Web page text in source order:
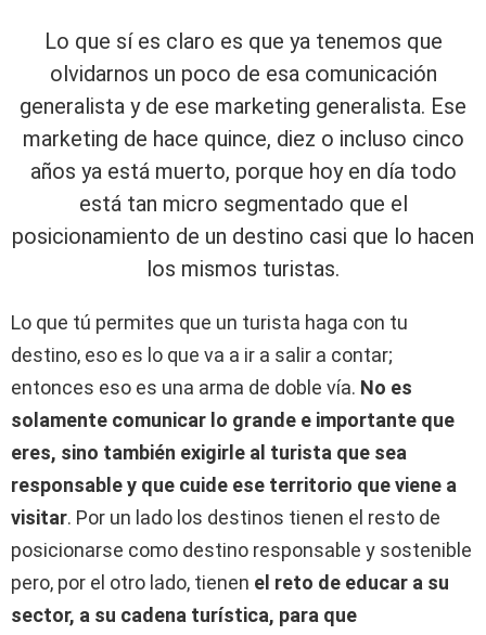
Lo que sí es claro es que ya tenemos que
olvidarnos un poco de esa comunicación
generalista y de ese marketing generalista. Ese
marketing de hace quince, diez o incluso cinco
años ya está muerto, porque hoy en día todo
está tan micro segmentado que el
posicionamiento de un destino casi que lo hacen
los mismos turistas.
Lo que tú permites que un turista haga con tu
destino, eso es lo que va a ir a salir a contar;
entonces eso es una arma de doble vía. No es
solamente comunicar lo grande e importante que
eres, sino también exigirle al turista que sea
responsable y que cuide ese territorio que viene a
visitar. Por un lado los destinos tienen el resto de
posicionarse como destino responsable y sostenible
pero, por el otro lado, tienen el reto de educar a su
sector, a su cadena turística, para que